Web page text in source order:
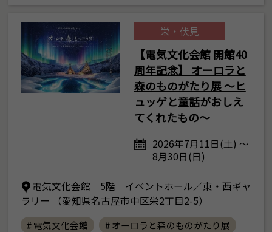
栄・伏見
【電気文化会館 開館40
周年記念】 オーロラと
森のものがたり展 ～ヒ
ュッゲと童話がおしえ
てくれたもの～
2026年7月11日(土) ～
8月30日(日)
電気文化会館 5階 イベントホール／東・西ギャ
ラリー （愛知県名古屋市中区栄2丁目2-5）
# 電気文化会館 # オーロラと森のものがたり展